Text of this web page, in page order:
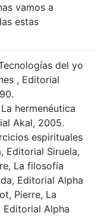
vamos a
estas
del yo
, Editorial
hermenéutica
Akal, 2005.
espirituales
Editorial Siruela,
La filosofía
Editorial Alpha
Pierre, La
Alpha